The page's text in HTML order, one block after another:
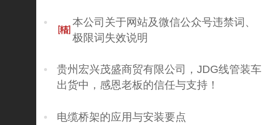
本公司关于网站及微信公众号违禁词、
极限词失效说明
贵州宏兴茂盛商贸有限公司，JDG线管装车
出货中，感恩老板的信任与支持！
‌电缆桥架的应用与安装要点